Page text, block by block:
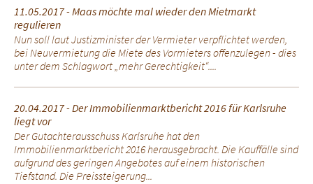
11.05.2017 - Maas möchte mal wieder den Mietmarkt
regulieren
Nun soll laut Justizminister der Vermieter verpflichtet werden,
bei Neuvermietung die Miete des Vormieters offenzulegen - dies
unter dem Schlagwort „mehr Gerechtigkeit“....
20.04.2017 - Der Immobilienmarktbericht 2016 für Karlsruhe
liegt vor
Der Gutachterausschuss Karlsruhe hat den
Immobilienmarktbericht 2016 herausgebracht. Die Kauffälle sind
aufgrund des geringen Angebotes auf einem historischen
Tiefstand. Die Preissteigerung...